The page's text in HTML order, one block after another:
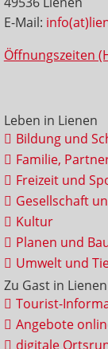
E-Mail:
Öffnungszeiten
Leben in Lienen
Bildung und
Familie,
Freizeit und
Gesellschaft
Kultur
Planen und
Umwelt und
Zu Gast in Lienen
Tourist-
Angebote
digitale